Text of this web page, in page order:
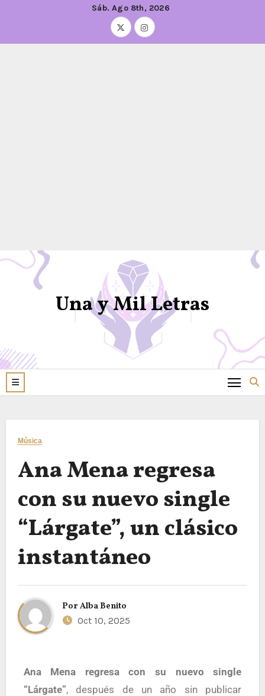
Sáb. Ago 8th, 2026
Una y Mil Letras
Música
Ana Mena regresa
con su nuevo single
“Lárgate”, un clásico
instantáneo
Por Alba Benito
Oct 10, 2025
Ana Mena regresa con su nuevo single
“Lárgate”, después de un año sin publicar